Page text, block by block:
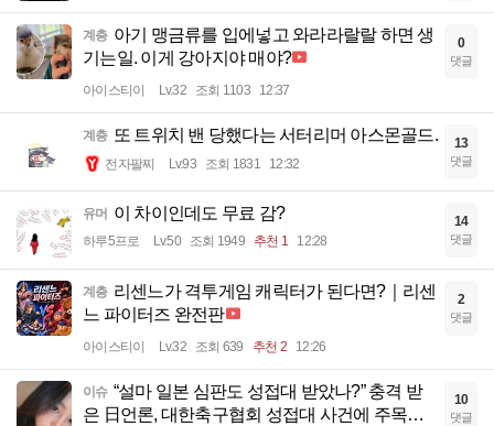
계층 아기 맹금류를 입에넣고 와라라랄랄 하면 생
기는일. 이게 강아지야 매야?
아이스티이 Lv.32 조회 1103 12:37
0
댓글
계층 또 트위치 밴 당했다는 서터리머 아스몬골드.
전자팔찌 Lv.93 조회 1831 12:32
13
댓글
유머 이 차이인데도 무료 감?
하루5프로 Lv.50 조회 1949 추천 1 12:28
14
댓글
계층 리센느가 격투게임 캐릭터가 된다면?｜리센
느 파이터즈 완전판
아이스티이 Lv.32 조회 639 추천 2 12:26
2
댓글
이슈 “설마 일본 심판도 성접대 받았나?” 충격 받
은 日언론, 대한축구협회 성접대 사건에 주목…
10
댓글